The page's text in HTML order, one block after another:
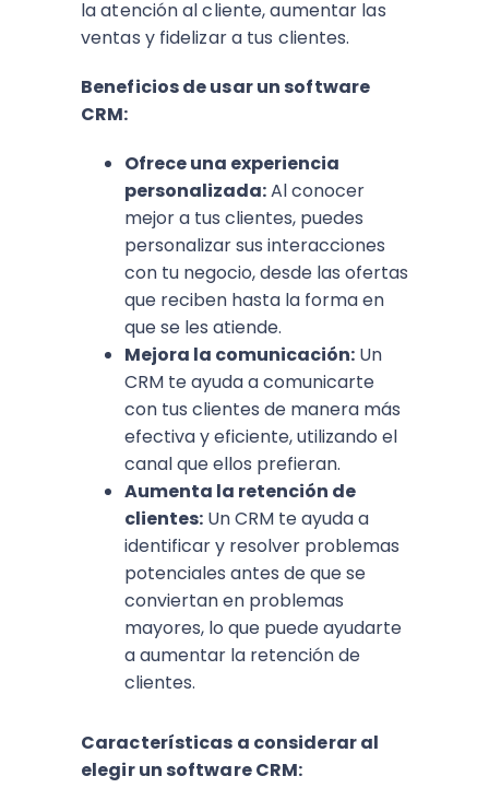
la atención al cliente, aumentar las
ventas y fidelizar a tus clientes.
Beneficios de usar un software
CRM:
Ofrece una experiencia
personalizada:Al conocer
mejor a tus clientes, puedes
personalizar sus interacciones
con tu negocio, desde las ofertas
que reciben hasta la forma en
que se les atiende.
Mejora la comunicación: Un
CRM te ayuda a comunicarte
con tus clientes de manera más
efectiva y eficiente, utilizando el
canal que ellos prefieran.
Aumenta la retención de
clientes: Un CRM te ayuda a
identificar y resolver problemas
potenciales antes de que se
conviertan en problemas
mayores, lo que puede ayudarte
a aumentar la retención de
clientes.
Características a considerar al
elegir un software CRM: